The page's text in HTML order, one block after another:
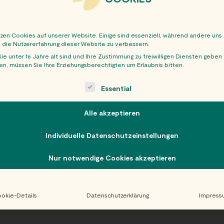
Cookies auf unserer Website. Einige sind essenziell, während andere uns
Nutzererfahrung dieser Website zu verbessern.
unter 16 Jahre alt sind und Ihre Zustimmung zu freiwilligen Diensten geben
müssen Sie Ihre Erziehungsberechtigten um Erlaubnis bitten.
is a list of service groups for which consent can be
Essential
Alle akzeptieren
Individuelle Datenschutzeinstellungen
Nur notwendige Cookies akzeptieren
Details Datenschutzerklärung